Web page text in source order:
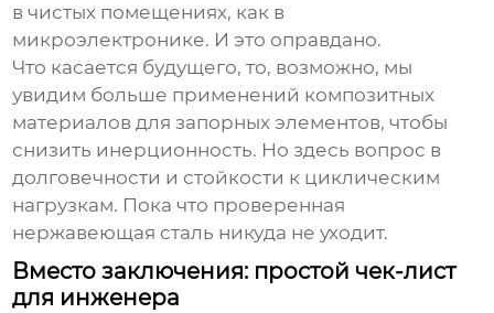
в чистых помещениях, как в
микроэлектронике. И это оправдано.
Что касается будущего, то, возможно, мы
увидим больше применений композитных
материалов для запорных элементов, чтобы
снизить инерционность. Но здесь вопрос в
долговечности и стойкости к циклическим
нагрузкам. Пока что проверенная
нержавеющая сталь никуда не уходит.
Вместо заключения: простой чек-лист
для инженера